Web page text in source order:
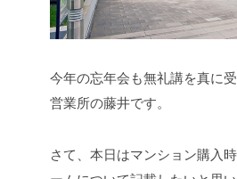
今年の忘年会も無礼講を真に
営業所の藤井です。
さて、本日はマンション購入